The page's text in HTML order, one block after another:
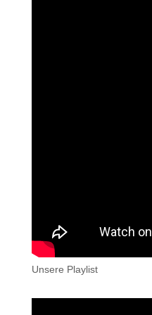
Unsere Playlist